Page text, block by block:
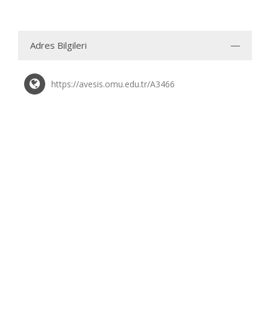
Adres Bilgileri
https://avesis.omu.edu.tr/A3466